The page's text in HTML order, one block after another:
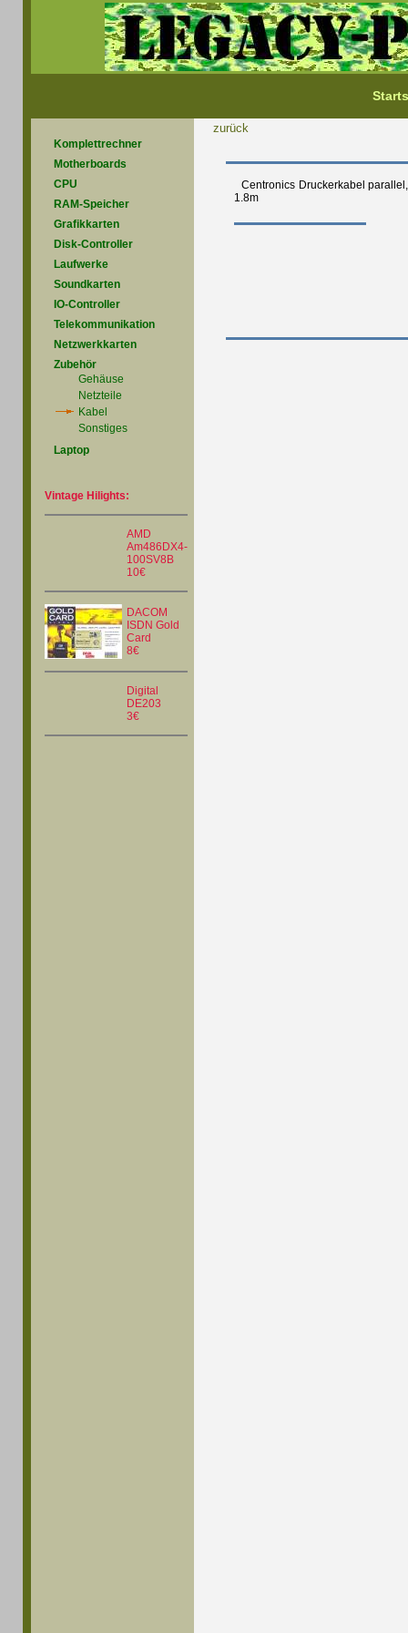
Komplettrechner
Motherboards
CPU
RAM-Speicher
Grafikkarten
Disk-Controller
Laufwerke
Soundkarten
IO-Controller
Telekommunikation
Netzwerkkarten
Zubehör
Gehäuse
Netzteile
Kabel
Sonstiges
Laptop
Vintage Hilights:
AMD
Am486DX4-
100SV8B
10€
DACOM
ISDN Gold
Card
8€
Digital
DE203
3€
zurück
Centronics Druckerkabel
1.8m